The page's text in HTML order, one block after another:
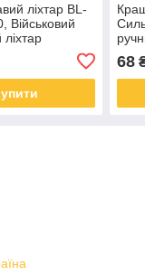
ліхтар BL-
Військовий
69
68